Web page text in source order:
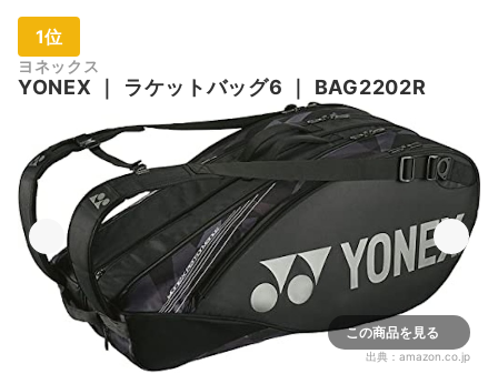
1位
ヨネックス
YONEX ラケットバッグ6 BAG2202R
この商品を見る
出典： amazon.co.jp